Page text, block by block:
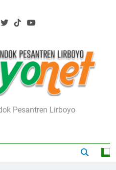
Pesantren Lirboyo